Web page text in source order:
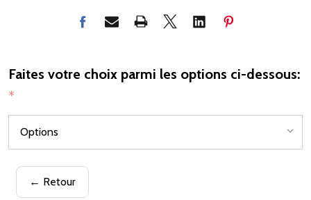
Faites votre choix parmi les options ci-dessous:
*
← Retour